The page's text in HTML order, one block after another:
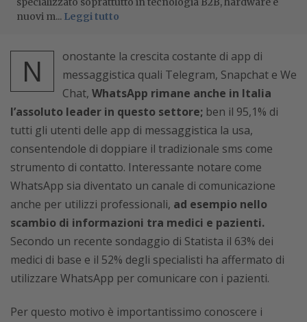
nuovi m... Leggi tutto
N
onostante la crescita costante di app di
messaggistica quali Telegram, Snapchat e We
Chat, WhatsApp rimane anche in Italia
l’assoluto leader in questo settore; ben il 95,1% di
tutti gli utenti delle app di messaggistica la usa,
consentendole di doppiare il tradizionale sms come
strumento di contatto. Interessante notare come
WhatsApp sia diventato un canale di comunicazione
anche per utilizzi professionali, ad esempio nello
scambio di informazioni tra medici e pazienti.
Secondo un recente sondaggio di Statista il 63% dei
medici di base e il 52% degli specialisti ha affermato di
utilizzare WhatsApp per comunicare con i pazienti.
Per questo motivo è importantissimo conoscere i